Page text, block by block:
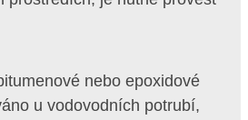
nebo epoxidové
u vodovodních potrubí,